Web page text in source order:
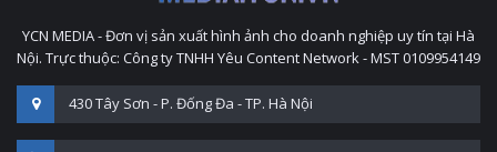
YCN MEDIA - Đơn vị sản xuất hình ảnh cho doanh nghiệp uy tín tại Hà
Nội. Trực thuộc: Công ty TNHH Yêu Content Network - MST 0109954149
430 Tây Sơn - P. Đống Đa - TP. Hà Nội